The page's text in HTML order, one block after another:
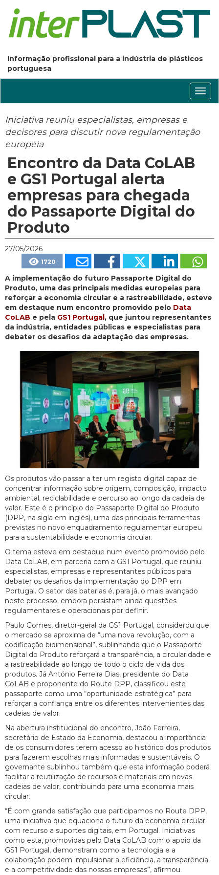
Informação profissional para a indústria de plásticos
portuguesa
Iniciativa reuniu especialistas, empresas e
decisores para discutir nova regulamentação
europeia
Encontro da Data CoLAB
e GS1 Portugal alerta
empresas para chegada
do Passaporte Digital do
Produto
27/05/2026
1720
A implementação do futuro Passaporte Digital do
Produto, uma das principais medidas europeias para
reforçar a economia circular e a rastreabilidade, esteve
em destaque num encontro promovido pelo Data
CoLAB e pela GS1 Portugal , que juntou representantes
da indústria, entidades públicas e especialistas para
debater os desafios da adaptação das empresas.
Os produtos vão passar a ter um registo digital capaz de
concentrar informação sobre origem, composição, impacto
ambiental, reciclabilidade e percurso ao longo da cadeia de
valor. Este é o princípio do Passaporte Digital do Produto
(DPP, na sigla em inglês), uma das principais ferramentas
previstas no novo enquadramento regulamentar europeu
para a sustentabilidade e economia circular.
O tema esteve em destaque num evento promovido pelo
Data CoLAB, em parceria com a GS1 Portugal, que reuniu
especialistas, empresas e representantes públicos para
debater os desafios da implementação do DPP em
Portugal. O setor das baterias é, para já, o mais avançado
neste processo, embora persistam ainda questões
regulamentares e operacionais por definir.
Paulo Gomes, diretor-geral da GS1 Portugal, considerou que
o mercado se aproxima de “uma nova revolução, com a
codificação bidimensional”, sublinhando que o Passaporte
Digital do Produto reforçará a transparência, a circularidade e
a rastreabilidade ao longo de todo o ciclo de vida dos
produtos. Já António Ferreira Dias, presidente do Data
CoLAB e proponente do Route DPP, classificou este
passaporte como uma “oportunidade estratégica” para
reforçar a confiança entre os diferentes intervenientes das
cadeias de valor.
Na abertura institucional do encontro, João Ferreira,
secretário de Estado da Economia, destacou a importância
de os consumidores terem acesso ao histórico dos produtos
para fazerem escolhas mais informadas e sustentáveis. O
governante sublinhou também que esta informação poderá
facilitar a reutilização de recursos e materiais em novas
cadeias de valor, contribuindo para uma economia mais
circular.
“É com grande satisfação que participamos no Route DPP,
uma iniciativa que equaciona o futuro da economia circular
com recurso a suportes digitais, em Portugal. Iniciativas
como esta, promovidas pelo Data CoLAB com o apoio da
GS1 Portugal, demonstram como a tecnologia e a
colaboração podem impulsionar a eficiência, a transparência
e a competitividade das nossas empresas”, afirmou.